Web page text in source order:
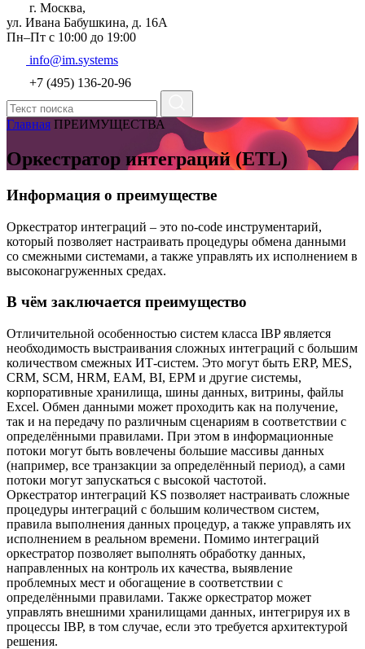
г. Москва,
ул. Ивана Бабушкина, д. 16А
Пн–Пт с 10:00 до 19:00
info@im.systems
+7 (495) 136-20-96
Главная ПРЕИМУЩЕСТВА
Оркестратор интеграций (ETL)
Информация о преимуществе
Оркестратор интеграций – это no-code инструментарий,
который позволяет настраивать процедуры обмена данными
со смежными системами, а также управлять их исполнением в
высоконагруженных средах.
В чём заключается преимущество
Отличительной особенностью систем класса IBP является
необходимость выстраивания сложных интеграций с большим
количеством смежных ИТ-систем. Это могут быть ERP, MES,
CRM, SCM, HRM, EAM, BI, EPM и другие системы,
корпоративные хранилища, шины данных, витрины, файлы
Excel. Обмен данными может проходить как на получение,
так и на передачу по различным сценариям в соответствии с
определёнными правилами. При этом в информационные
потоки могут быть вовлечены большие массивы данных
(например, все транзакции за определённый период), а сами
потоки могут запускаться с высокой частотой.
Оркестратор интеграций KS позволяет настраивать сложные
процедуры интеграций с большим количеством систем,
правила выполнения данных процедур, а также управлять их
исполнением в реальном времени. Помимо интеграций
оркестратор позволяет выполнять обработку данных,
направленных на контроль их качества, выявление
проблемных мест и обогащение в соответствии с
определёнными правилами. Также оркестратор может
управлять внешними хранилищами данных, интегрируя их в
процессы IBP, в том случае, если это требуется архитектурой
решения.